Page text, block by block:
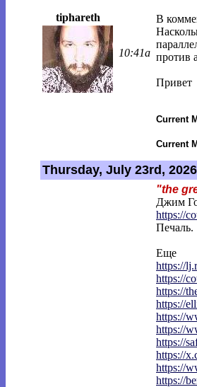
tiphareth
10:41a
В
против
Привет
Current
Current
Thursday, July 23rd, 2026
"the
Джим
https://
Печаль.
Еще
https://
https://
https://
https://
https://
https://
https://
https://
https://
https://